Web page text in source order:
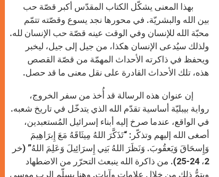
بهذا المعنى يشكّل الكتاب المقدّس أكبر قصّة حب
بين الله والبشريّة. في محورها نجد يسوع وقصّته تتمّم
محبّة الله للإنسان وفي الوقت عينه قصّة حب الإنسان لله.
ولذلك سيُدعى الإنسان هكذا، من جيل إلى جيل، ليخبر
ويحفظ في ذاكرته الأحداث المهمّة من قصّة القصص
هذه، تلك الأحداث القادرة على نقل معنى ما قد حصل.
إن عنوان هذه الرسالة قد أُخذ من سفر الخروج،
رواية بيبليّة أساسية تقدّم الله الذي يتدخّل في تاريخ شعبه.
في الواقع، عندما صرخ إليه أبناء إسرائيل المُستعبدين،
أصغى الله إليهم وتذكّر: “تَذَكَّرَ اللهُ مِيثَاقَهُ مَعَ إِبرَاهِيمَ
وَإِسحَاقَ وَيَعقُوبَ. وَنَظَرَ اللهُ بَنِي إِسرَائِيلَ وَعَلِمَ اللهُ” (خر
2، 24-25). من ذاكرة الله ينبعث التحرّر من الاضطهاد
ويتمُّ ذلك من خلال علامات وآيات. وهنا يسلّم الرب موسى